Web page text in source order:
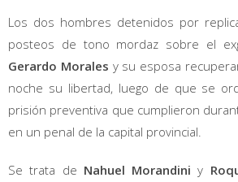
Los dos hombres detenidos por
posteos de tono mordaz sobre el
Gerardo Morales y su esposa
noche su libertad, luego de que se
prisión preventiva que cumplieron
en un penal de la capital provincial.
Se trata de Nahuel Morandiniy